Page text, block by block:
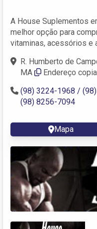
A House Suplementos
melhor opção para
vitaminas, acessórios e
R. Humberto de
MA
Endereço
(98) 3224-1968 /
(98) 8256-7094
Mapa